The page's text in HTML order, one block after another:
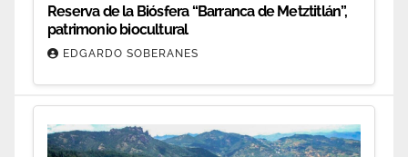
Reserva de la Biósfera “Barranca de Metztitlán”,
patrimonio biocultural
EDGARDO SOBERANES